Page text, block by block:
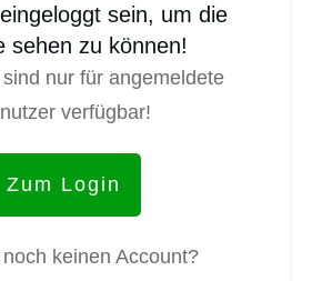
sein, um die
sehen zu können!
nur für angemeldete
verfügbar!
Zum Login
keinen Account?